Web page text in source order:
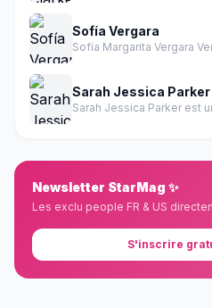
Sofía Vergara
Sarah Jessica Parker
Newsletter StarMag ✨
Les exclu people FR & US
S'inscrire